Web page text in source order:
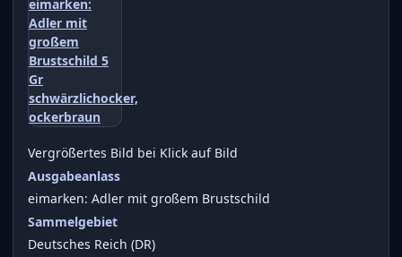
Vergrößertes Bild bei Klick auf Bild
Ausgabeanlass
eimarken: Adler mit großem Brustschild
Sammelgebiet
Deutsches Reich (DR)